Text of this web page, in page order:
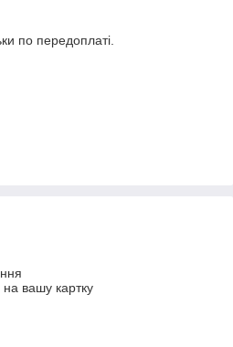
по передоплаті.
вашу картку